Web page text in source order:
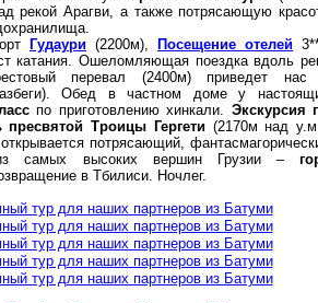
рекой Арагви, а также потрясающую
Гудаури (2200м), Посещение отелей
катания. Ошеломляющая поездка вдоль
перевал (2400м) приведет
Обед в частном доме у
по приготовлению хинкали. Экскурсия
пресвятой Троицы Гергети (2170м над
потрясающий,
самых высоких вершин Грузии –
в Тбилиси. Ночлег.